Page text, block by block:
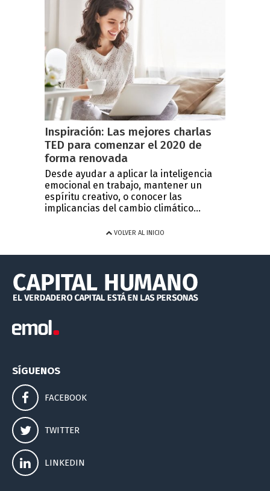
Inspiración: Las mejores charlas
TED para comenzar el 2020 de
forma renovada
Desde ayudar a aplicar la inteligencia
emocional en trabajo, mantener un
espíritu creativo, o conocer las
implicancias del cambio climático...
VOLVER AL INICIO
SÍGUENOS
FACEBOOK
TWITTER
LINKEDIN